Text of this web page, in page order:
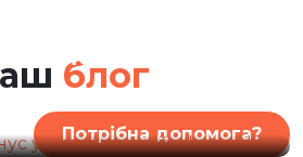
Потрібна допомога?
блог
/ Kindergeld